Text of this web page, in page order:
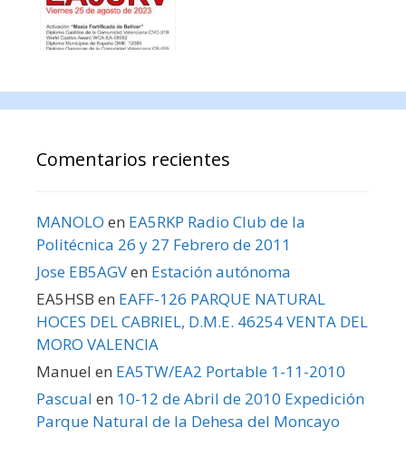
Comentarios recientes
MANOLO en EA5RKP Radio Club de la
Politécnica 26 y 27 Febrero de 2011
Jose EB5AGVen Estación autónoma
EA5HSB en EAFF-126 PARQUE NATURAL
HOCES DEL CABRIEL, D.M.E. 46254 VENTA DEL
MORO VALENCIA
Manuel en EA5TW/EA2 Portable 1-11-2010
Pascual en 10-12 de Abril de 2010 Expedición
Parque Natural de la Dehesa del Moncayo